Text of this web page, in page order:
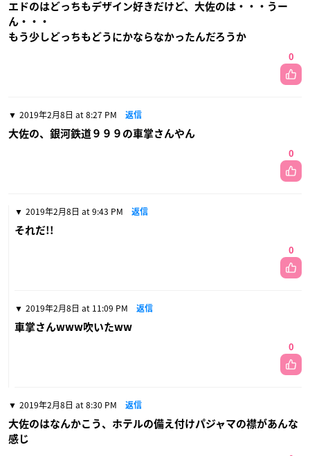
エドのはどっちもデザイン好きだけど、大佐のは・・・うー
ん・・・
もう少しどっちもどうにかならなかったんだろうか
0
2019年2月8日 at 8:27 PM 返信
大佐の、銀河鉄道９９９の車掌さんやん
0
2019年2月8日 at 9:43 PM 返信
それだ!!
0
2019年2月8日 at 11:09 PM 返信
車掌さんwww吹いたww
0
2019年2月8日 at 8:30 PM 返信
大佐のはなんかこう、ホテルの備え付けパジャマの襟があんな
感じ